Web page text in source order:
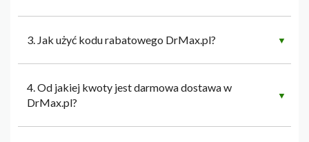
3. Jak użyć kodu rabatowego DrMax.pl? ▼
4. Od jakiej kwoty jest darmowa dostawa w
DrMax.pl?
▼